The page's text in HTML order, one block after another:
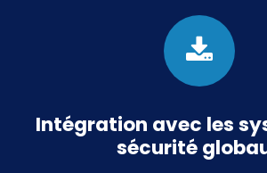
Intégration avec les
sécurité